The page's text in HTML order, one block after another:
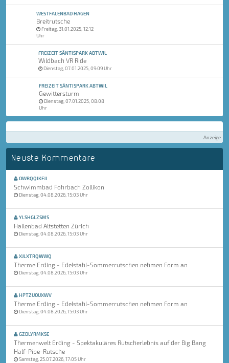
WESTFALENBAD HAGEN
Breitrutsche
Freitag, 31.01.2025, 12:12
Uhr
FREIZEIT SÄNTISPARK ABTWIL
Wildbach VR Ride
Dienstag, 07.01.2025, 09:09 Uhr
FREIZEIT SÄNTISPARK ABTWIL
Gewittersturm
Dienstag, 07.01.2025, 08:08
Uhr
Anzeige
Neuste Kommentare
OWRQQIKFJJ
Schwimmbad Fohrbach Zollikon
Dienstag, 04.08.2026, 15:03 Uhr
YLSHGLZSMS
Hallenbad Altstetten Zürich
Dienstag, 04.08.2026, 15:03 Uhr
XJLXTRQWWQ
Therme Erding - Edelstahl-Sommerrutschen nehmen Form an
Dienstag, 04.08.2026, 15:03 Uhr
HPTZUOUXWV
Therme Erding - Edelstahl-Sommerrutschen nehmen Form an
Dienstag, 04.08.2026, 15:03 Uhr
GZDLYRMKSE
Thermenwelt Erding - Spektakuläres Rutscherlebnis auf der Big Bang
Half-Pipe-Rutsche
Samstag, 25.07.2026, 17:05 Uhr